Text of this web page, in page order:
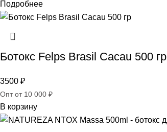
Подробнее
Ботокс Felps Brasil Cacau 500 гр
3500 ₽
Опт от 10 000 ₽
В корзину